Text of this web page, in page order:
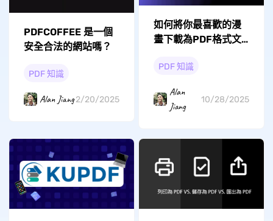
PDFCOFFEE 是一個
安全合法的網站嗎？
PDF 知識
Alan Jiang2/20/2025
如何將你最喜歡的漫
畫下載為PDF格式文
PDF 知識
Alan
Jiang
10/28/2025